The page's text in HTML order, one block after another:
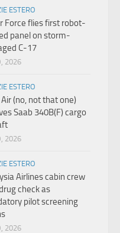
ESTERO
Force flies first robot-
panel on storm-
C-17
2026
ESTERO
Air (no, not that one)
Saab 340B(F) cargo
2026
ESTERO
Airlines cabin crew
check as
pilot screening
2026